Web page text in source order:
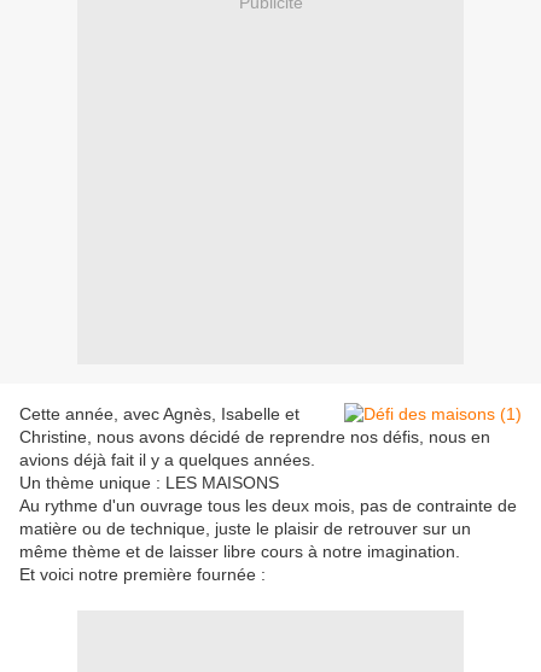
Cette année, avec Agnès, Isabelle et
Christine, nous avons décidé de reprendre nos défis, nous en
avions déjà fait il y a quelques années.
Un thème unique : LES MAISONS
Au rythme d'un ouvrage tous les deux mois, pas de contrainte de
matière ou de technique, juste le plaisir de retrouver sur un
même thème et de laisser libre cours à notre imagination.
Et voici notre première fournée :